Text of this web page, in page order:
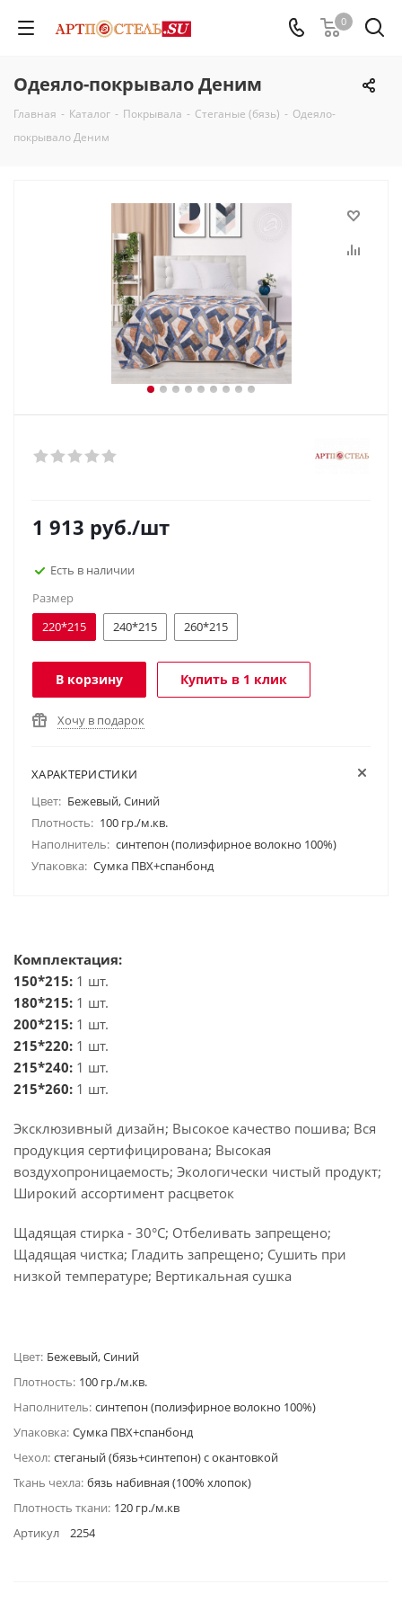
0
Одеяло-покрывало Деним
Главная - Каталог - Покрывала - Стеганые (бязь) - Одеяло-
покрывало Деним
1 913 руб./шт
Есть в наличии
Размер
220*215
240*215 260*215
В корзину Купить в 1 клик
Хочу в подарок
ХАРАКТЕРИСТИКИ
Цвет: Бежевый, Синий
Плотность: 100 гр./м.кв.
Наполнитель: синтепон (полиэфирное волокно 100%)
Упаковка: Сумка ПВХ+спанбонд
Комплектация:
150*215: 1 шт.
180*215: 1 шт.
200*215: 1 шт.
215*220: 1 шт.
215*240: 1 шт.
215*260: 1 шт.
Эксклюзивный дизайн; Высокое качество пошива; Вся
продукция сертифицирована; Высокая
воздухопроницаемость; Экологически чистый продукт;
Широкий ассортимент расцветок
Щадящая стирка - 30°C; Отбеливать запрещено;
Щадящая чистка; Гладить запрещено; Сушить при
низкой температуре; Вертикальная сушка
Цвет: Бежевый, Синий
Плотность: 100 гр./м.кв.
Наполнитель: синтепон (полиэфирное волокно 100%)
Упаковка: Сумка ПВХ+спанбонд
Чехол: стеганый (бязь+синтепон) с окантовкой
Ткань чехла: бязь набивная (100% хлопок)
Плотность ткани: 120 гр./м.кв
Артикул
2254